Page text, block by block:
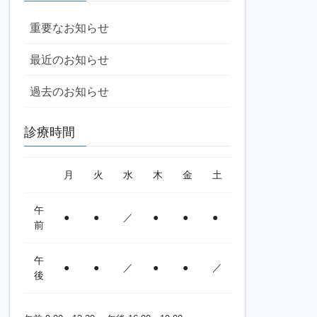
重要なお知らせ
最近のお知らせ
過去のお知らせ
診療時間
月 火 水 木 金 土
午
前
● ● ／ ● ● ●
午
後
● ● ／ ● ● ／